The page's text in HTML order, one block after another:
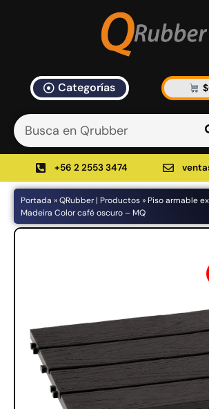
Categorías $
+56 2 2553 3474
Portada »QRubber | Productos» Piso armable
Madeira Color café oscuro – MQ
Artículos Blog
535 results found in 9ms
Filtrar
Productos
Rampa Móvil Hidráulica
carga 10ton